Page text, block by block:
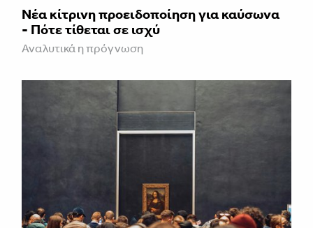
Νέα κίτρινη προειδοποίηση για καύσωνα
- Πότε τίθεται σε ισχύ
Αναλυτικά η πρόγνωση